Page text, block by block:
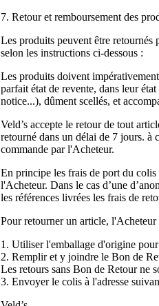
7. Retour et remboursement des
Les produits peuvent être
selon les instructions ci-dessous :
Les produits doivent
parfait état de revente, dans leur
notice...), dûment scellés, et
Veld’s accepte le retour de tout
retourné dans un délai de 7 jours. à
commande par l'Acheteur.
En principe les frais de port du
l'Acheteur. Dans le cas d’une
les références livrées les frais de
Pour retourner un article,
1. Utiliser l'emballage d'origine
2. Remplir et y joindre le Bon de
Les retours sans Bon de Retour ne
3. Envoyer le colis à l'adresse